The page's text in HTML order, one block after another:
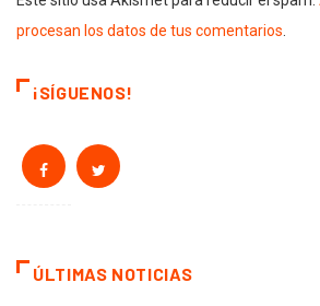
procesan los datos de tus comentarios
¡SÍGUENOS!
ÚLTIMAS NOTICIAS